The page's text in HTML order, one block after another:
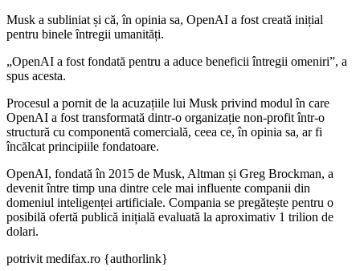
Musk a subliniat și că, în opinia sa, OpenAI a fost creată inițial
pentru binele întregii umanități.
„OpenAI a fost fondată pentru a aduce beneficii întregii omeniri”, a
spus acesta.
Procesul a pornit de la acuzațiile lui Musk privind modul în care
OpenAI a fost transformată dintr-o organizație non-profit într-o
structură cu componentă comercială, ceea ce, în opinia sa, ar fi
încălcat principiile fondatoare.
OpenAI, fondată în 2015 de Musk, Altman și Greg Brockman, a
devenit între timp una dintre cele mai influente companii din
domeniul inteligenței artificiale. Compania se pregătește pentru o
posibilă ofertă publică inițială evaluată la aproximativ 1 trilion de
dolari.
potrivit medifax.ro {authorlink}